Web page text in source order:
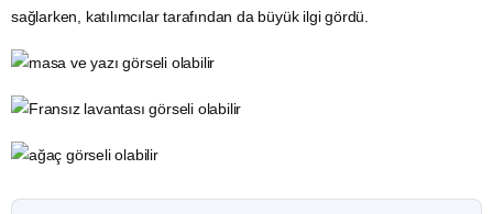
sağlarken, katılımcılar tarafından da büyük ilgi gördü.